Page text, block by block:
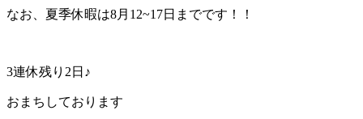
なお、夏季休暇は8月12~17日までです！！
3連休残り2日♪
おまちしております